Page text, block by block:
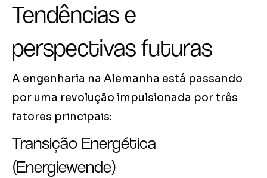
Tendências e
perspectivas futuras
A engenharia na Alemanha está passando
por uma revolução impulsionada por três
fatores principais:
Transição Energética
(Energiewende)